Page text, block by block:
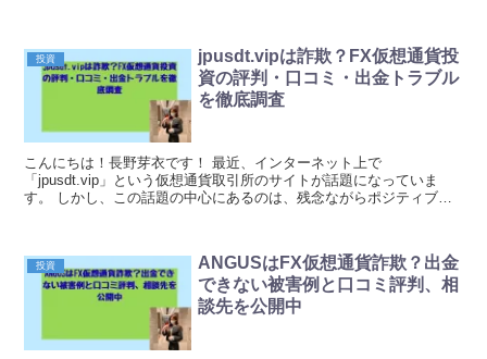
投資
jpusdt.vipは詐欺？FX仮想通貨投
資の評判・口コミ・出金トラブル
を徹底調査
こんにちは！長野芽衣です！ 最近、インターネット上で
「jpusdt.vip」という仮想通貨取引所のサイトが話題になっていま
す。 しかし、この話題の中心にあるのは、残念ながらポジティブな
投資
ANGUSはFX仮想通貨詐欺？出金
できない被害例と口コミ評判、相
談先を公開中